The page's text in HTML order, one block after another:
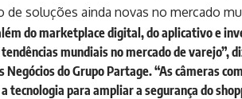
de soluções ainda novas no mercado
do marketplace digital, do aplicativo e
mundiais no mercado de varejo”,
Negócios do Grupo Partage. “As câmeras
tecnologia para ampliar a segurança do